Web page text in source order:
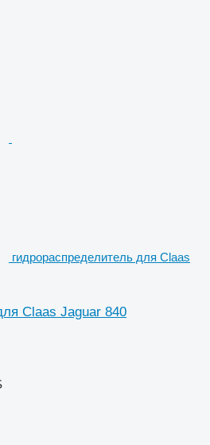
гидрораспределитель для Claas
Claas Jaguar 840